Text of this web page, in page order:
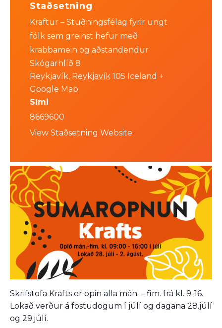
Staðsetning
Kraftur – Stuðningsfélag fyrir ungt
fólk sem greinst hefur með
krabbamein og aðstandendur
Skógarhlíð 8
Reykjavík, Reykjavík 105 Iceland +
Google Map
Sími
8669600
View Staðsetning Website
Skrifstofa Krafts er opin alla mán. – fim. frá kl. 9-16.
Lokað verður á föstudögum í júlí og dagana 28.júlí
og 29.júlí.